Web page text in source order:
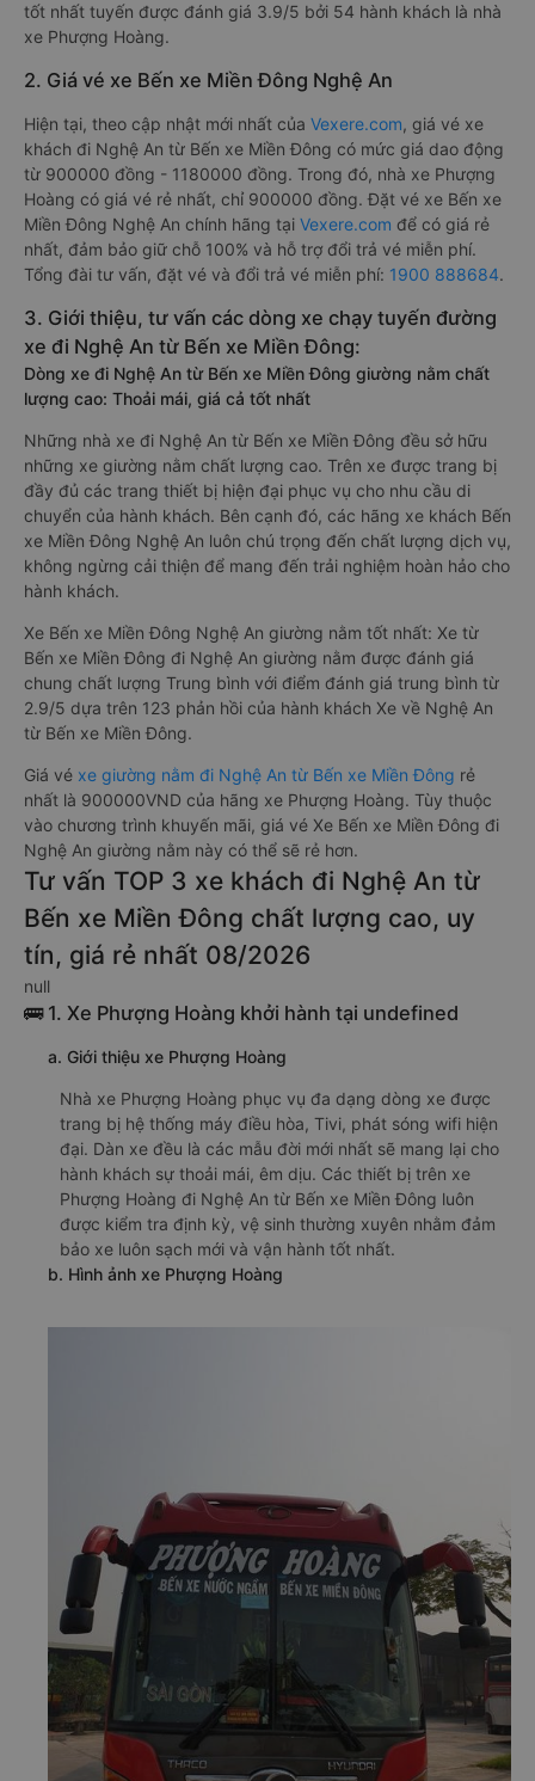
tốt nhất tuyến được đánh giá 3.9/5 bởi 54 hành khách là nhà
xe Phượng Hoàng.
2. Giá vé xe Bến xe Miền Đông Nghệ An
Hiện tại, theo cập nhật mới nhất của Vexere.com, giá vé xe
khách đi Nghệ An từ Bến xe Miền Đông có mức giá dao động
từ 900000 đồng - 1180000 đồng. Trong đó, nhà xe Phượng
Hoàng có giá vé rẻ nhất, chỉ 900000 đồng. Đặt vé xe Bến xe
Miền Đông Nghệ An chính hãng tại Vexere.com để có giá rẻ
nhất, đảm bảo giữ chỗ 100% và hỗ trợ đổi trả vé miễn phí.
Tổng đài tư vấn, đặt vé và đổi trả vé miễn phí: 1900 888684.
3. Giới thiệu, tư vấn các dòng xe chạy tuyến đường
xe đi Nghệ An từ Bến xe Miền Đông:
Dòng xe đi Nghệ An từ Bến xe Miền Đông giường nằm chất
lượng cao: Thoải mái, giá cả tốt nhất
Những nhà xe đi Nghệ An từ Bến xe Miền Đông đều sở hữu
những xe giường nằm chất lượng cao. Trên xe được trang bị
đầy đủ các trang thiết bị hiện đại phục vụ cho nhu cầu di
chuyển của hành khách. Bên cạnh đó, các hãng xe khách Bến
xe Miền Đông Nghệ An luôn chú trọng đến chất lượng dịch vụ,
không ngừng cải thiện để mang đến trải nghiệm hoàn hảo cho
hành khách.
Xe Bến xe Miền Đông Nghệ An giường nằm tốt nhất: Xe từ
Bến xe Miền Đông đi Nghệ An giường nằm được đánh giá
chung chất lượng Trung bình với điểm đánh giá trung bình từ
2.9/5 dựa trên 123 phản hồi của hành khách Xe về Nghệ An
từ Bến xe Miền Đông.
Giá vé xe giường nằm đi Nghệ An từ Bến xe Miền Đông rẻ
nhất là 900000VND của hãng xe Phượng Hoàng. Tùy thuộc
vào chương trình khuyến mãi, giá vé Xe Bến xe Miền Đông đi
Nghệ An giường nằm này có thể sẽ rẻ hơn.
Tư vấn TOP 3 xe khách đi Nghệ An từ
Bến xe Miền Đông chất lượng cao, uy
tín, giá rẻ nhất 08/2026
null
🚌 1. Xe Phượng Hoàng khởi hành tại undefined
a. Giới thiệu xe Phượng Hoàng
Nhà xe Phượng Hoàng phục vụ đa dạng dòng xe được
trang bị hệ thống máy điều hòa, Tivi, phát sóng wifi hiện
đại. Dàn xe đều là các mẫu đời mới nhất sẽ mang lại cho
hành khách sự thoải mái, êm dịu. Các thiết bị trên xe
Phượng Hoàng đi Nghệ An từ Bến xe Miền Đông luôn
được kiểm tra định kỳ, vệ sinh thường xuyên nhằm đảm
bảo xe luôn sạch mới và vận hành tốt nhất.
b. Hình ảnh xe Phượng Hoàng